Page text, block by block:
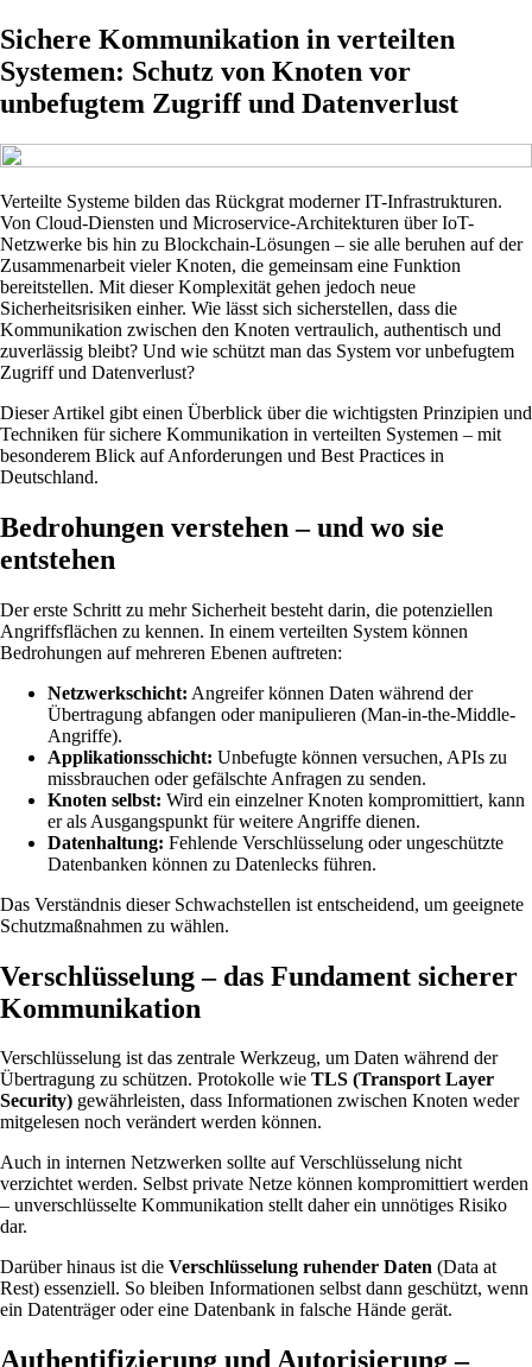
Sichere Kommunikation in verteilten
Systemen: Schutz von Knoten vor
unbefugtem Zugriff und Datenverlust
Verteilte Systeme bilden das Rückgrat moderner IT-Infrastrukturen.
Von Cloud-Diensten und Microservice-Architekturen über IoT-
Netzwerke bis hin zu Blockchain-Lösungen – sie alle beruhen auf der
Zusammenarbeit vieler Knoten, die gemeinsam eine Funktion
bereitstellen. Mit dieser Komplexität gehen jedoch neue
Sicherheitsrisiken einher. Wie lässt sich sicherstellen, dass die
Kommunikation zwischen den Knoten vertraulich, authentisch und
zuverlässig bleibt? Und wie schützt man das System vor unbefugtem
Zugriff und Datenverlust?
Dieser Artikel gibt einen Überblick über die wichtigsten Prinzipien und
Techniken für sichere Kommunikation in verteilten Systemen – mit
besonderem Blick auf Anforderungen und Best Practices in
Deutschland.
Bedrohungen verstehen – und wo sie
entstehen
Der erste Schritt zu mehr Sicherheit besteht darin, die potenziellen
Angriffsflächen zu kennen. In einem verteilten System können
Bedrohungen auf mehreren Ebenen auftreten:
Netzwerkschicht: Angreifer können Daten während der
Übertragung abfangen oder manipulieren (Man-in-the-Middle-
Angriffe).
Applikationsschicht: Unbefugte können versuchen, APIs zu
missbrauchen oder gefälschte Anfragen zu senden.
Knoten selbst: Wird ein einzelner Knoten kompromittiert, kann
er als Ausgangspunkt für weitere Angriffe dienen.
Datenhaltung: Fehlende Verschlüsselung oder ungeschützte
Datenbanken können zu Datenlecks führen.
Das Verständnis dieser Schwachstellen ist entscheidend, um geeignete
Schutzmaßnahmen zu wählen.
Verschlüsselung – das Fundament sicherer
Kommunikation
Verschlüsselung ist das zentrale Werkzeug, um Daten während der
Übertragung zu schützen. Protokolle wie TLS (Transport Layer
Security) gewährleisten, dass Informationen zwischen Knoten weder
mitgelesen noch verändert werden können.
Auch in internen Netzwerken sollte auf Verschlüsselung nicht
verzichtet werden. Selbst private Netze können kompromittiert werden
– unverschlüsselte Kommunikation stellt daher ein unnötiges Risiko
dar.
Darüber hinaus ist die Verschlüsselung ruhender Daten (Data at
Rest) essenziell. So bleiben Informationen selbst dann geschützt, wenn
ein Datenträger oder eine Datenbank in falsche Hände gerät.
Authentifizierung und Autorisierung –